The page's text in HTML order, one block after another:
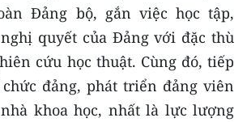
- Công nghệ
Đảng bộ, gắn việc học tập,
quyết của Đảng với đặc thù
cứu học thuật. Cùng đó, tiếp
đảng, phát triển đảng viên
khoa học, nhất là lực lượng